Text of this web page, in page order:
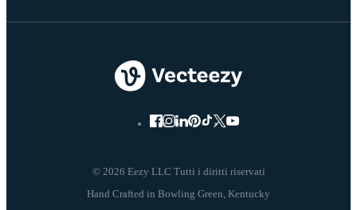
© 2026 Eezy LLC Tutti i diritti riservati